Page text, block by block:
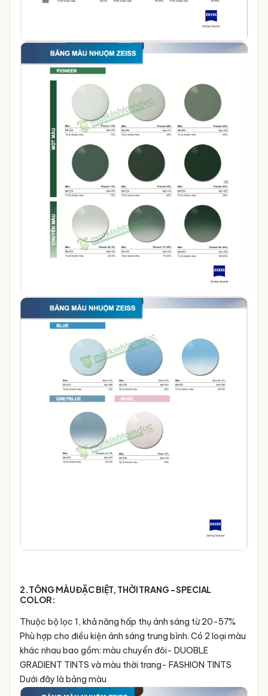
2.TÔNG MÀU ĐẶC BIỆT, THỜI TRANG - SPECIAL
COLOR:
Thuộc bộ lọc 1, khả năng hấp thụ ánh sáng từ 20-57%
Phù hợp cho điều kiện ánh sáng trung bình. Có 2 loại màu
khác nhau bao gồm: màu chuyển đôi- DUOBLE
GRADIENT TINTS và màu thời trang- FASHION TINTS
Dưới đây là bảng màu